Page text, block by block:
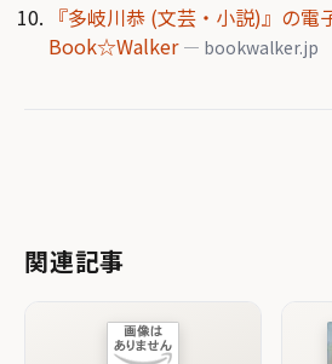
『多岐川恭 (文芸・小説)』の電
Book☆Walker — bookwalker.jp
関連記事